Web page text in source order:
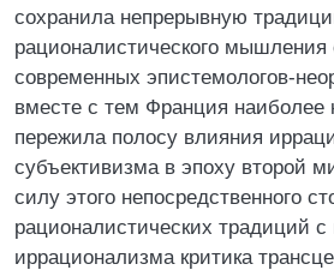
сохранила непрерывную
рационалистического мышления
современных эпистемологов-
вместе с тем Франция наиболее
пережила полосу влияния
субъективизма в эпоху второй
силу этого непосредственного
рационалистических традиций
иррационализма критика